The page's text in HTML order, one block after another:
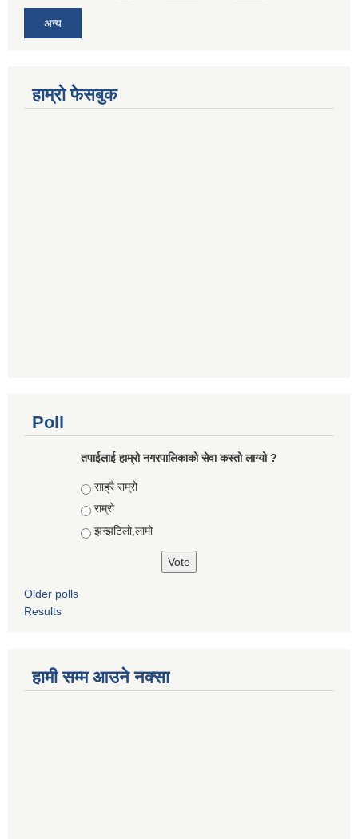
अन्य
हाम्रो फेसबुक
Poll
तपाईलाई हाम्रो नगरपालिकाको सेवा कस्तो लाग्यो ?
Choices
साह्रै राम्रो
राम्रो
झन्झटिलो,लामो
Older polls
Results
हामी सम्म आउने नक्सा